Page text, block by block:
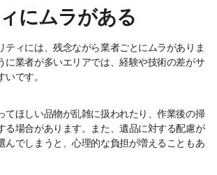
にムラがある
ティには、残念ながら業者ごとにムラがありま
に業者が多いエリアでは、経験や技術の差がサ
いです。
てほしい品物が乱雑に扱われたり、作業後の掃
る場合があります。また、遺品に対する配慮が
んでしまうと、心理的な負担が増えることもあ